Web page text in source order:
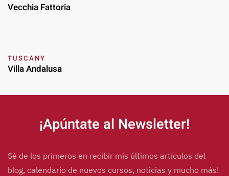
Vecchia Fattoria
TUSCANY
Villa Andalusa
¡Apúntate al Newsletter!
Sé de los primeros en recibir mis últimos artículos del
blog, calendario de nuevos cursos, noticias y mucho más!